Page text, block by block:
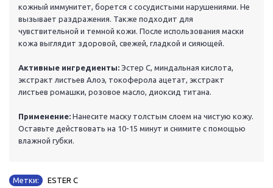
кожный иммунитет, борется с сосудистыми нарушениями. Не
вызывает раздражения. Также подходит для
чувствительной и темной кожи. После использования маски
кожа выглядит здоровой, свежей, гладкой и сияющей.
Активные ингредиенты: Эстер С, миндальная кислота,
экстракт листьев Алоэ, токоферола ацетат, экстракт
листьев ромашки, розовое масло, диоксид титана.
Применение: Нанесите маску толстым слоем на чистую кожу.
Оставьте действовать на 10-15 минут и снимите с помощью
влажной губки.
Метки: ESTER C